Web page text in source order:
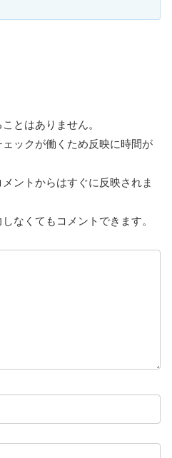
とはありません。
ックが働くため反映に時間が
ントからはすぐに反映されま
なくてもコメントできます。